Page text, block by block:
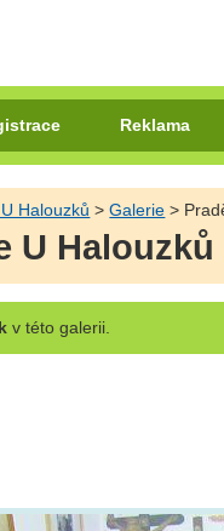
Reklama
Halouzků >Galerie >
U
v této galerii.